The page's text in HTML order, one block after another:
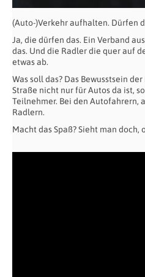
(Auto-)Verkehr aufhalten. Dürfen
Ja, die dürfen das. Ein Verband
das. Und die Radler die quer auf
etwas ab.
Was soll das? Das Bewusstsein
Straße nicht nur für Autos da ist,
Teilnehmer. Bei den Autofahrern,
Radlern.
Macht das Spaß? Sieht man doch,